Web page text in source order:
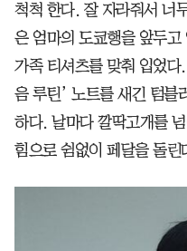
척척 한다. 잘 자라줘서 너
은 엄마의 도쿄행을 앞두고
가족 티셔츠를 맞춰 입었
음 루틴’ 노트를 새긴 텀블
하다. 날마다 깔딱고개를
힘으로 쉼없이 페달을 돌린